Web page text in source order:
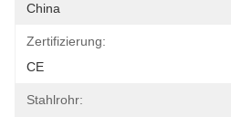
China
Zertifizierung:
CE
Stahlrohr: